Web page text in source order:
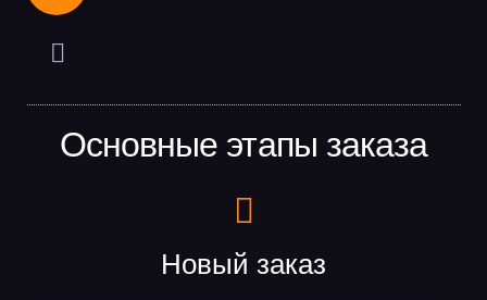
Основные этапы заказа
Новый заказ